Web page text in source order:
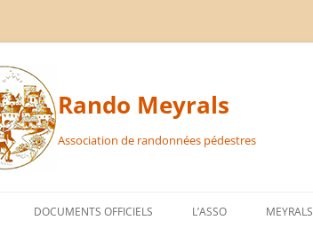
Rando Meyrals
Association de randonnées pédestres
DOCUMENTS OFFICIELS L’ASSO MEYRALS